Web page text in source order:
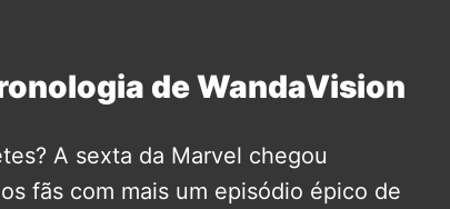
de WandaVision
A sexta da Marvel chegou
fãs com mais um episódio épico de